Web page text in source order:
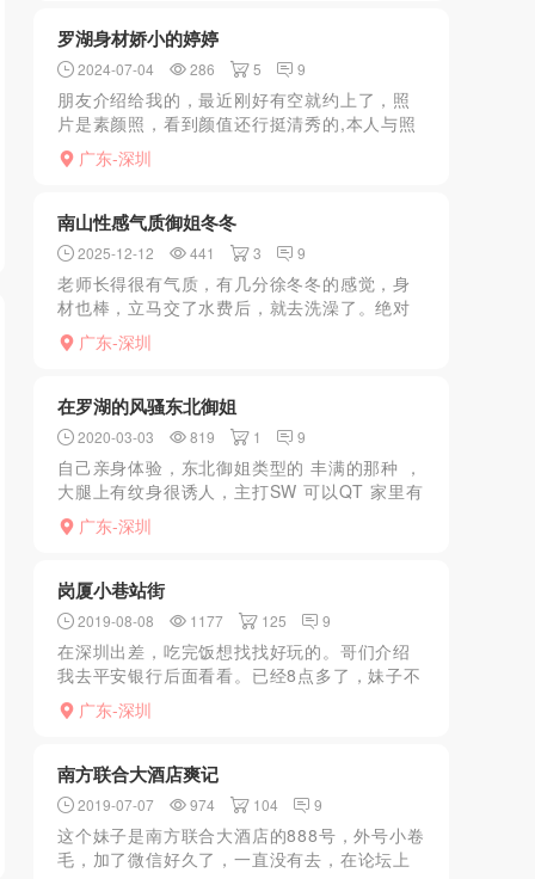
罗湖身材娇小的婷婷
2024-07-04 286 5 9
朋友介绍给我的，最近刚好有空就约上了，照
片是素颜照，看到颜值还行挺清秀的,本人与照
片相差无几，笑起来挺甜的，身材算是萝莉型
吧。皮肤白，如果说最大的特点的话就是口活
广东-深圳
南山性感气质御姐冬冬
2025-12-12 441 3 9
老师长得很有气质，有几分徐冬冬的感觉，身
材也棒，立马交了水费后，就去洗澡了。绝对
鸳鸯浴，老师抹了沐浴液后会在后面抱着你打
圈圈，背部都是老师的车灯感，饱满、丝滑，
广东-深圳
在罗湖的风骚东北御姐
2020-03-03 819 1 9
自己亲身体验，东北御姐类型的 丰满的那种 ，
大腿上有纹身很诱人，主打SW 可以QT 家里有
很多衣服高跟鞋可以随便用 主要做的就是FW
我介绍下 今年是27岁 净身高是165 体...
广东-深圳
岗厦小巷站街
2019-08-08 1177 125 9
在深圳出差，吃完饭想找找好玩的。哥们介绍
我去平安银行后面看看。已经8点多了，妹子不
多。在小巷走了差不多10分钟，看到一个mm
站在小巷的便利店旁边，就问了。带套吹，
广东-深圳
南方联合大酒店爽记
2019-07-07 974 104 9
这个妹子是南方联合大酒店的888号，外号小卷
毛，加了微信好久了，一直没有去，在论坛上